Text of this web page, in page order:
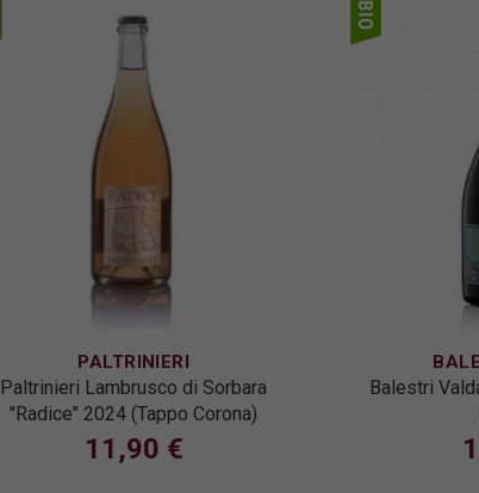
PALTRINIERI
Paltrinieri Lambrusco di Sorbara
"Radice" 2024 (Tappo Corona)
11,90 €
Balestri